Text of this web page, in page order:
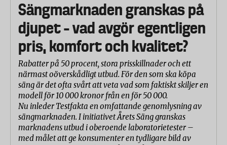
Sängmarknaden granskas på
djupet – vad avgör egentligen
pris, komfort och kvalitet?
Rabatter på 50 procent, stora prisskillnader och ett
närmast oöverskådligt utbud. För den som ska köpa
säng är det ofta svårt att veta vad som faktiskt skiljer en
modell för 10 000 kronor från en för 50 000.
Nu inleder Testfakta en omfattande genomlysning av
sängmarknaden. I initiativet Årets Säng granskas
marknadens utbud i oberoende laboratorietester –
med målet att ge konsumenter en tydligare bild av